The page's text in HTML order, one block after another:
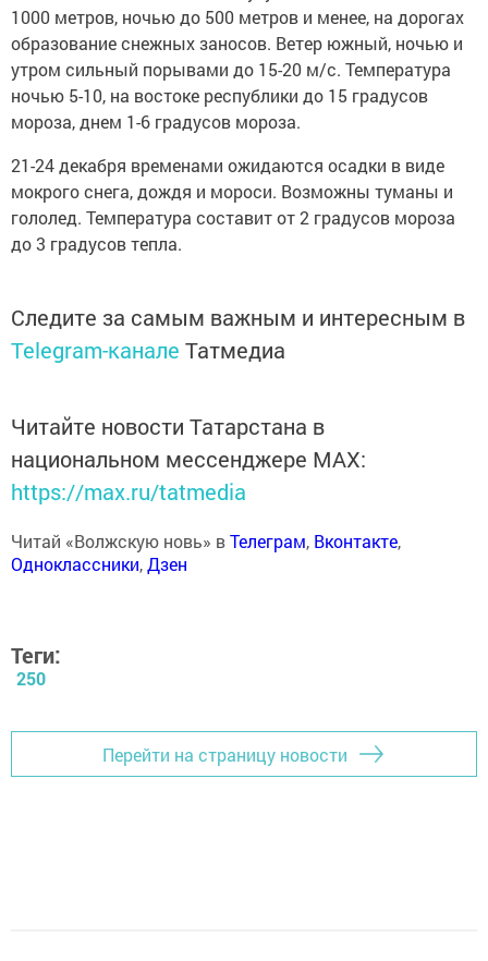
1000 метров, ночью до 500 метров и менее, на дорогах
образование снежных заносов. Ветер южный, ночью и
утром сильный порывами до 15-20 м/с. Температура
ночью 5-10, на востоке республики до 15 градусов
мороза, днем 1-6 градусов мороза.
21-24 декабря временами ожидаются осадки в виде
мокрого снега, дождя и мороси. Возможны туманы и
гололед. Температура составит от 2 градусов мороза
до 3 градусов тепла.
Следите за самым важным и интересным в
Telegram-канале Татмедиа
Читайте новости Татарстана в
национальном мессенджере MАХ:
https://max.ru/tatmedia
Читай «Волжскую новь» вТелеграм, Вконтакте,
Одноклассники,Дзен
Теги:
250
Перейти на страницу новости